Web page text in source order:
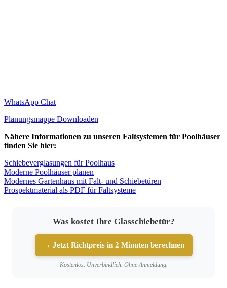
WhatsApp Chat
Planungsmappe Downloaden
Nähere Informationen zu unseren Faltsystemen für Poolhäuser
finden Sie hier:
Schiebeverglasungen für Poolhaus
Moderne Poolhäuser planen
Modernes Gartenhaus mit Falt- und Schiebetüren
Prospektmaterial als PDF für Faltsysteme
Was kostet Ihre Glasschiebetür?
→ Jetzt Richtpreis in 2 Minuten berechnen
Kostenlos. Unverbindlich. Ohne Anmeldung.